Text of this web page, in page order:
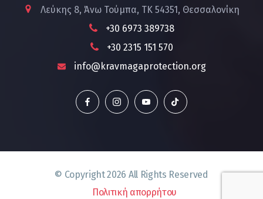
Λεύκης 8, Άνω Τούμπα, ΤΚ 54351, Θεσσαλονίκη
+30 6973 389738
+30 2315 151 570
info@kravmagaprotection.org
© Copyright2026 All Rights Reserved
Πολιτική απορρήτου